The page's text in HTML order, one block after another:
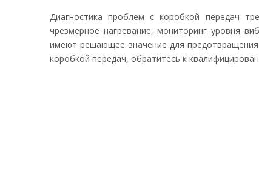
Диагностика проблем с коробкой передач
чрезмерное нагревание, мониторинг уровня
имеют решающее значение для
коробкой передач, обратитесь к